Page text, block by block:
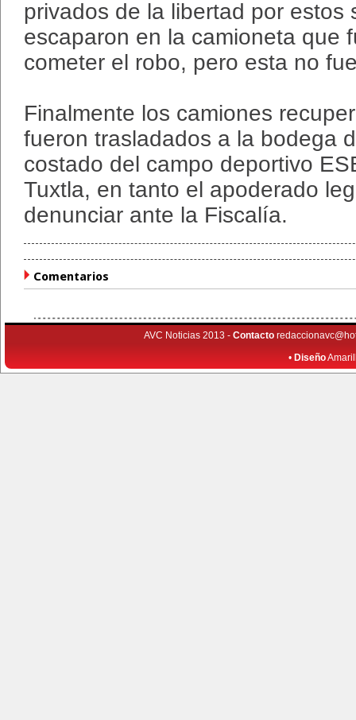
privados de la libertad por estos
escaparon en la camioneta que
cometer el robo, pero esta no
Finalmente los camiones
fueron trasladados a la bodega
costado del campo deportivo
Tuxtla, en tanto el apoderado
denunciar ante la Fiscalía.
Comentarios
AVC Noticias 2013 - Contacto
• Diseño